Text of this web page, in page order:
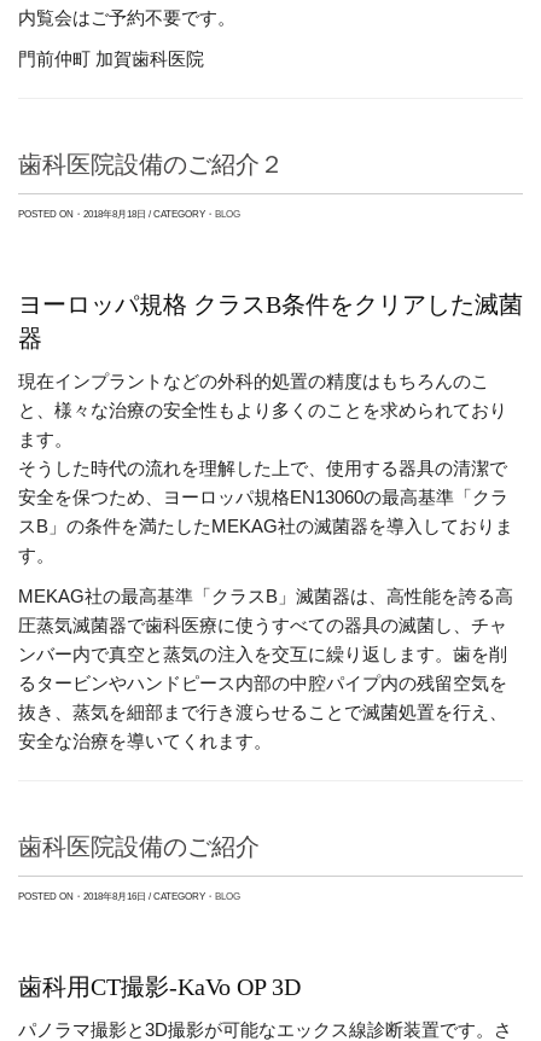
内覧会はご予約不要です。
門前仲町 加賀歯科医院
歯科医院設備のご紹介２
POSTED ON・2018年8月18日 / CATEGORY・ BLOG
ヨーロッパ規格 クラスB条件をクリアした滅菌
器
現在インプラントなどの外科的処置の精度はもちろんのこ
と、様々な治療の安全性もより多くのことを求められており
ます。
そうした時代の流れを理解した上で、使用する器具の清潔で
安全を保つため、ヨーロッパ規格EN13060の最高基準「クラ
スB」の条件を満たしたMEKAG社の滅菌器を導入しておりま
す。
MEKAG社の最高基準「クラスB」滅菌器は、高性能を誇る高
圧蒸気滅菌器で歯科医療に使うすべての器具の滅菌し、チャ
ンバー内で真空と蒸気の注入を交互に繰り返します。歯を削
るタービンやハンドピース内部の中腔パイプ内の残留空気を
抜き、蒸気を細部まで行き渡らせることで滅菌処置を行え、
安全な治療を導いてくれます。
歯科医院設備のご紹介
POSTED ON・2018年8月16日 / CATEGORY・ BLOG
歯科用CT撮影-KaVo OP 3D
パノラマ撮影と3D撮影が可能なエックス線診断装置です。さ